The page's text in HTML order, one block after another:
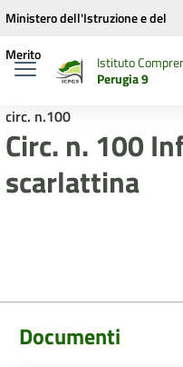
Vai ai contenuti
Vai al menu di navigazione
Vai al footer
Ministero dell'Istruzione e del
Merito
Istituto
Perugia 9
circ. n.100
Circ. n. 100
scarlattina
Documenti